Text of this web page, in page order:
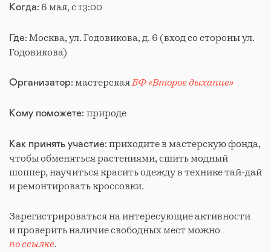
Когда: 6 мая, с 13:00
Где: Москва, ул. Годовикова, д. 6 (вход со стороны ул.
Годовикова)
Организатор: мастерскаяБФ «Второе дыхание»
Кому поможете: природе
Как принять участие: приходите в мастерскую фонда,
чтобы обменяться растениями, сшить модный
шоппер, научиться красить одежду в технике тай-дай
и ремонтировать кроссовки.
Зарегистрироваться на интересующие активности
и проверить наличие свободных мест можно
по ссылке.